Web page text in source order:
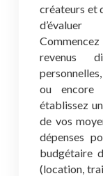
créateurs et
revenus
ou encore
établissez
de vos
dépenses
budgétaire
(location,